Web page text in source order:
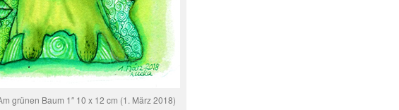
grünen Baum 1″ 10 x 12 cm (1. März 2018)